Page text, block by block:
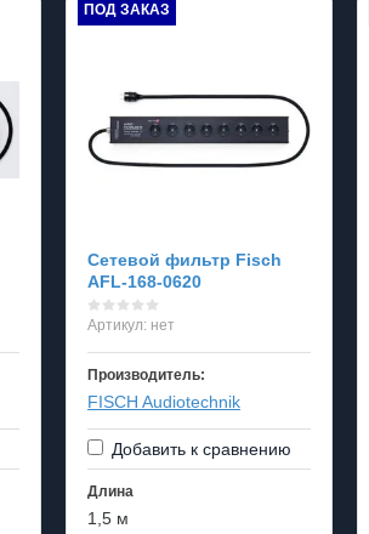
ПОД ЗАКАЗ
Сетевой фильтр Fisch
AFL-168-0620
Артикул: нет
Производитель:
FISCH Audiotechnik
Добавить к сравнению
Длина
1,5 м